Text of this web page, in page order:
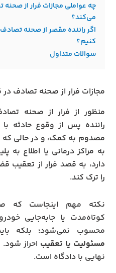
چه عواملی مجازات فرار از
می‌کند؟
اگر راننده مقصر از صحنه تصادف
کنیم؟
سوالات متداول
مجازات فرار از صحنه تصادف در
منظور از فرار از صحنه
راننده پس از وقوع حادثه
مصدوم به کمک، و در حالی که
به مراکز درمانی یا اطلاع به
دارد، به قصد فرار از تعقیب
را ترک کند.
نکته مهم اینجاست که
کوتاه‌مدت یا جابه‌جایی
محسوب نمی‌شود؛ بلکه
مسئولیت یا تعقیب احراز
نهایی با دادگاه است.